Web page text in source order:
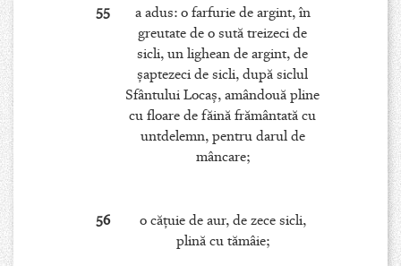
55
a adus: o farfurie de argint, în
greutate de o sută treizeci de
sicli, un lighean de argint, de
şaptezeci de sicli, după siclul
Sfântului Locaş, amândouă pline
cu floare de făină frământată cu
untdelemn, pentru darul de
mâncare;
56
o căţuie de aur, de zece sicli,
plină cu tămâie;